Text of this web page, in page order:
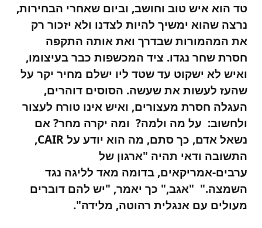
טד הוא איש טוב וחושב, וביום שאחרי הבחירות,
נרצה שהוא ימשיך להיות לצדנו ולא יזכור רק
את המהמורות שבדרך ואת אותה התקפה
חסרת שחר נגדו. ציד המכשפות כבר בעיצומו,
ואיש לא ישקוט עד שטד ליו ישלם מחיר יקר על
שהעז לעשות את שעשה. הסוסים דוהרים,
העגלה חסרת מעצורים, ואיש אינו טורח לעצור
ולחשוב: על מה ולמה? ומה יקרה מחר? אם
נשאל אדם, כך סתם, מה הוא יודע על CAIR,
התשובה ודאי תהיה "ארגון של
ערבים-אמריקאים, בדומה מאד לליגה נגד
השמצה." "אגב," כך יאמר, "יש להם דוברים
מעולים עם אנגלית רהוטה, מלידה".